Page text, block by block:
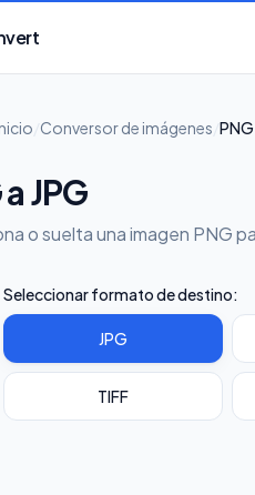
Conversor de imágenes PNG
JPG
o suelta una imagen PNG
Seleccionar formato de destino:
JPG
TIFF